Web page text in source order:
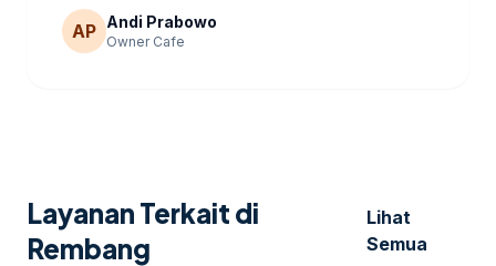
AP Andi Prabowo
Owner Cafe
Layanan Terkait di
Rembang
Lihat
Semua